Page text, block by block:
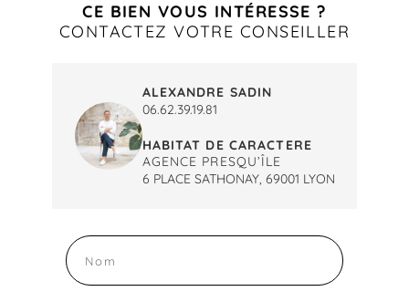
CE BIEN VOUS INTÉRESSE ?
CONTACTEZ VOTRE CONSEILLER
ALEXANDRE SADIN
06.62.39.19.81
HABITAT DE CARACTERE
AGENCE PRESQU’ÎLE
6 PLACE SATHONAY, 69001 LYON